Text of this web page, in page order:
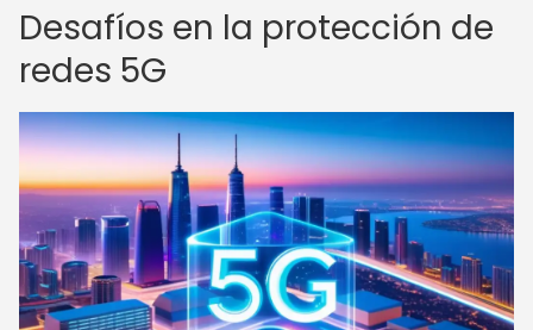
Desafíos en la protección de
redes 5G